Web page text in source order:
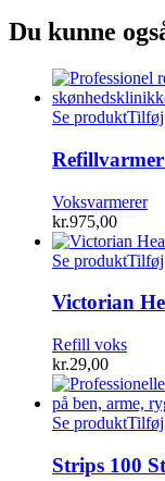
Du kunne
Se produkt
Voksvarmerer
kr.975,00
Se produkt
Victorian
Refill voks
kr.29,00
Se produkt
Strips 100